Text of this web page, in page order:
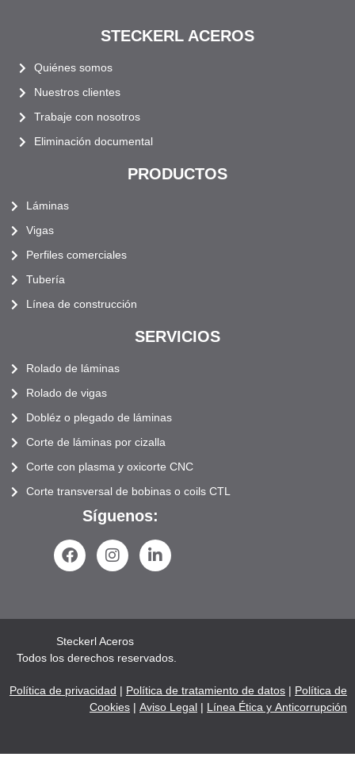
STECKERL ACEROS
Quiénes somos
Nuestros clientes
Trabaje con nosotros
Eliminación documental
PRODUCTOS
Láminas
Vigas
Perfiles comerciales
Tubería
Línea de construcción
SERVICIOS
Rolado de láminas
Rolado de vigas
Dobléz o plegado de láminas
Corte de láminas por cizalla
Corte con plasma y oxicorte CNC
Corte transversal de bobinas o coils CTL
Síguenos:
Steckerl Aceros
Todos los derechos reservados.
Política de privacidad | Política de tratamiento de datos | Política de
Cookies | Aviso Legal | Línea Ética y Anticorrupción